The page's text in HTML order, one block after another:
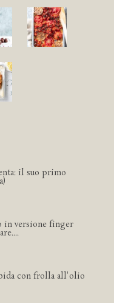
il suo primo
in versione finger
con frolla all'olio